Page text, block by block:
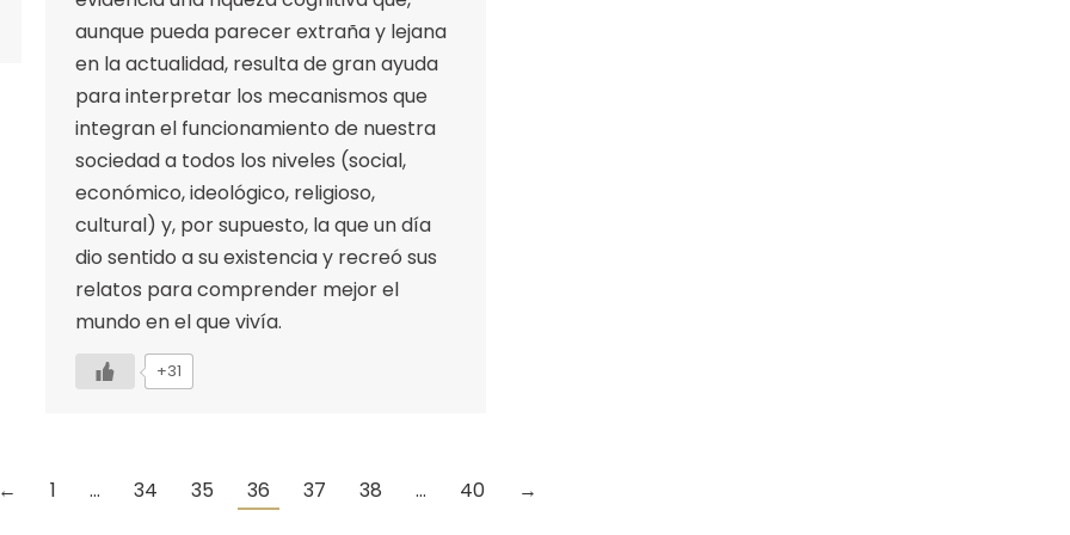
aunque pueda parecer extraña y lejana
en la actualidad, resulta de gran ayuda
para interpretar los mecanismos que
integran el funcionamiento de nuestra
sociedad a todos los niveles (social,
económico, ideológico, religioso,
cultural) y, por supuesto, la que un día
dio sentido a su existencia y recreó sus
relatos para comprender mejor el
mundo en el que vivía.
+31
1 … 34 35 36 37 38 … 40 →